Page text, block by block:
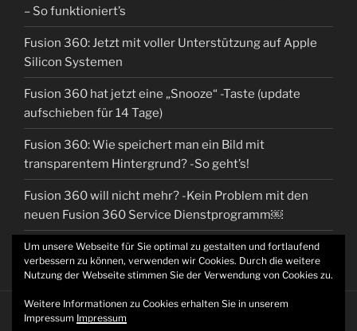
– So funktioniert’s
Fusion 360: Jetzt mit voller Unterstützung auf Apple
Silicon Systemen
Fusion 360 hat jetzt eine „Snooze“ -Taste (update
aufschieben für 14 Tage)
Fusion 360: Wie speichert man ein Bild mit
transparentem Hintergrund? -So geht’s!
Fusion 360 will nicht mehr? -Kein Problem mit den
neuen Fusion 360 Service Dienstprogramm￼
MCDCAD.DE/.EU -Datenschutzerklärung
Um unsere Webseite für Sie optimal zu gestalten und fortlaufend
verbessern zu können, verwenden wir Cookies. Durch die weitere
Nutzung der Webseite stimmen Sie der Verwendung von Cookies zu.
Weitere Informationen zu Cookies erhalten Sie in unserem
Impressum Impressum